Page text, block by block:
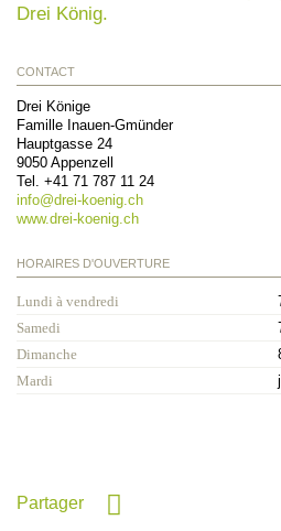
Drei König.
CONTACT
Drei Könige
Famille Inauen-Gmünder
Hauptgasse 24
9050 Appenzell
Tel. +41 71 787 11 24
info@drei-koenig.ch
www.drei-koenig.ch
HORAIRES D'OUVERTURE
Lundi à vendredi
Samedi
Dimanche
Mardi
Partager